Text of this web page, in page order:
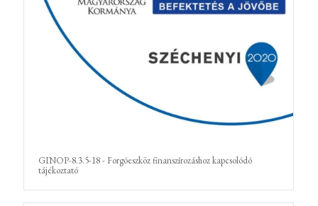
GINOP-8.3.5-18 - Forgóeszköz finanszírozáshoz kapcsolódó
tájékoztató